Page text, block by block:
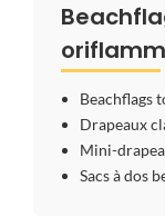
Beachflags
Drapeaux
Mini-
Sacs à dos